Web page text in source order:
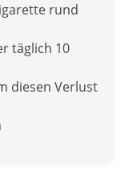
rund
täglich 10
diesen Verlust